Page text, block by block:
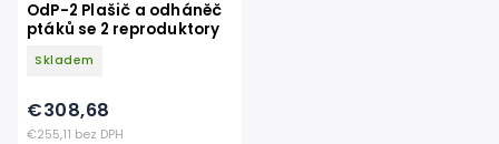
OdP-2 Plašič a odháněč
ptáků se 2 reproduktory
Skladem
€255,11 bez DPH
€308,68